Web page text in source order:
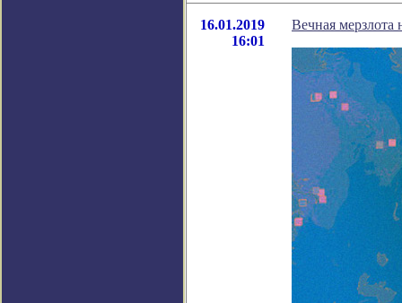
16.01.2019
16:01
Вечная мерзлота